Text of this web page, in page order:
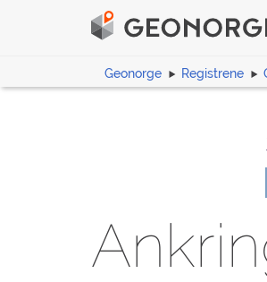
Geonorge Registrene